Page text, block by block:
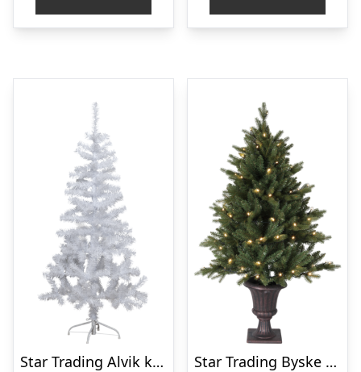
Star Trading Alvik kunstigt juletræ med lys, 150 cm
Star Trading Byske kunstigt juletræ med lys